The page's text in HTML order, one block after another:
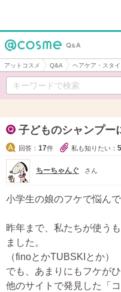
アットコスメ Q&A ヘアケア・スタ
子どものシャンプー
回答： 17件 私も知りたい： 5
ちーちゃんぐ さん
小学生の娘のフケで悩んで
昨年まで、私たちが使う
ました。
（finoとかTUBSKIとか）
でも、あまりにもフケがひ
他のサイトで発見した「